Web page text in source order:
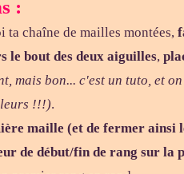
:
ta chaîne de mailles montées,
le bout des deux aiguilles,
mais bon... c'est un tuto, et
!!!).
maille (et de fermer ainsi
de début/fin de rang sur la